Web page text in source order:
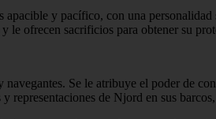
y pacífico, con una
le ofrecen sacrificios para obtener su
Se le atribuye el poder de
representaciones de Njord en sus